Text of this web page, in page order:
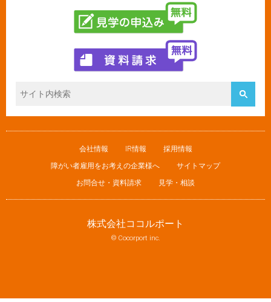
会社情報 IR情報
採用情報
障がい者雇用をお考えの企業様へ
サイトマップ
お問合せ・資料請求
見学・相談
株式会社ココルポート
© Cocorport inc.